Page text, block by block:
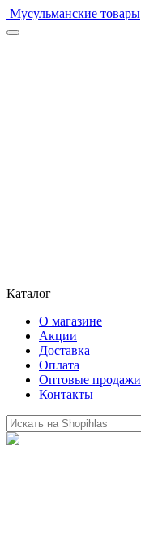
Мусульманские товары
Каталог
О магазине
Акции
Доставка
Оплата
Оптовые продажи
Контакты